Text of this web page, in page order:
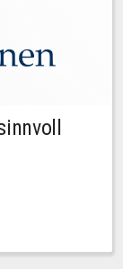
LehreLernen)